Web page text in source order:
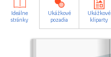
Ideálne
stránky
Ukážkové
pozadia
Ukážkové
kliparty